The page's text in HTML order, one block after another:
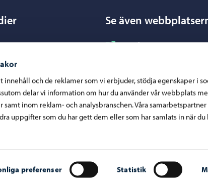
innehåll och de reklamer som vi erbjuder, stödja egenskaper i
delar vi information om hur du använder vår webbplats
inom reklam- och analysbranschen. Våra samarbetspartner
uppgifter som du har gett dem eller som har samlats in när du
preferenser Statistik
Se även
Borgå kost- och
Borgånejdens
Borgå vatten
Business Porvoo
Östra Nylands